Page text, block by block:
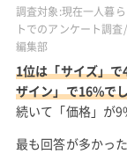
調査対象:現在一人暮
トでのアンケート調
編集部
1位は「サイズ」
ザイン」で16%で
続いて「価格」が
最も回答が多かっ